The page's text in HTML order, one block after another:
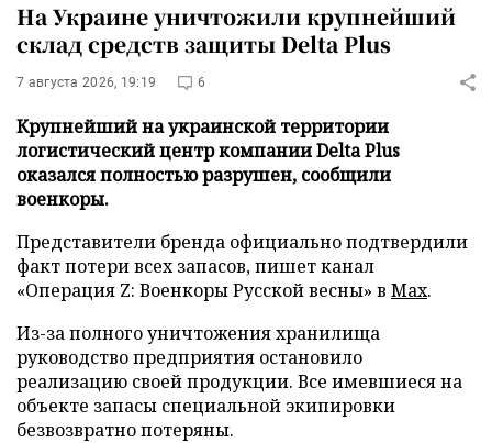
На Украине уничтожили крупнейший
склад средств защиты Delta Plus
7 августа 2026, 19:19 6
Крупнейший на украинской территории
логистический центр компании Delta Plus
оказался полностью разрушен, сообщили
военкоры.
Представители бренда официально подтвердили
факт потери всех запасов, пишет канал
«Операция Z: Военкоры Русской весны» в Max.
Из-за полного уничтожения хранилища
руководство предприятия остановило
реализацию своей продукции. Все имевшиеся на
объекте запасы специальной экипировки
безвозвратно потеряны.